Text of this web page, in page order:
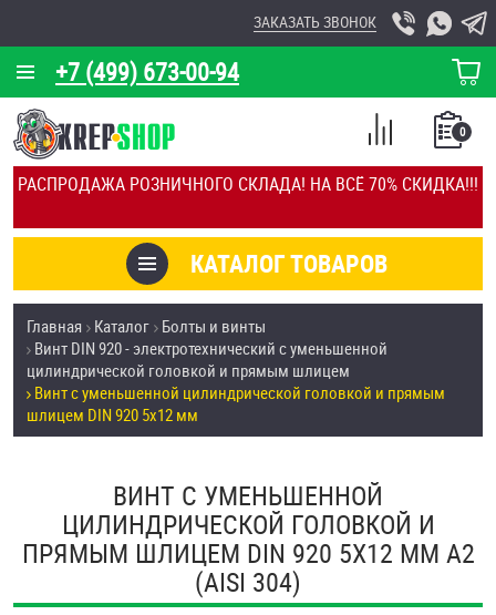
РАСПРОДАЖА РОЗНИЧНОГО СКЛАДА! НА ВСЁ 70% СКИДКА!!!
+7 (499) 673-00-94
ЗАКАЗАТЬ ЗВОНОК
КОРЗИНА
О КОМПАНИИ
КАЛЬКУЛЯТОР
ОТЗЫВЫ
УСЛУГИ
СКИДКИ
ОПТ
ОПЛАТА И ДОСТАВКА
КАТАЛОГ ТОВАРОВ
0
СПИСОК
СРАВНЕНИЕ
Товары со скидкой
Анкеры
Антивандальный крепёж, инструмент
Болты и винты
Втулки
Главная Каталог Болты и винты
Винт DIN 920 - электротехнический с уменьшенной
цилиндрической головкой и прямым шлицем
Винт с уменьшенной цилиндрической головкой и прямым
шлицем DIN 920 5х12 мм
ВИНТ С УМЕНЬШЕННОЙ
ЦИЛИНДРИЧЕСКОЙ ГОЛОВКОЙ И
ПРЯМЫМ ШЛИЦЕМ DIN 920 5Х12 ММ А2
(AISI 304)